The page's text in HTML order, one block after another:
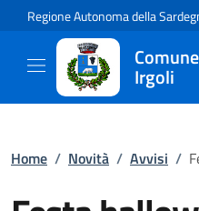
Regione Autonoma della
Irgoli
Home / Novità / Avvisi /